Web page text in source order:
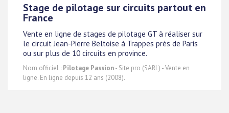
Stage de pilotage sur circuits partout en
France
Vente en ligne de stages de pilotage GT à réaliser sur
le circuit Jean-Pierre Beltoise à Trappes près de Paris
ou sur plus de 10 circuits en province.
Nom officiel : Pilotage Passion- Site pro (SARL) - Vente en
ligne. En ligne depuis 12 ans (2008).